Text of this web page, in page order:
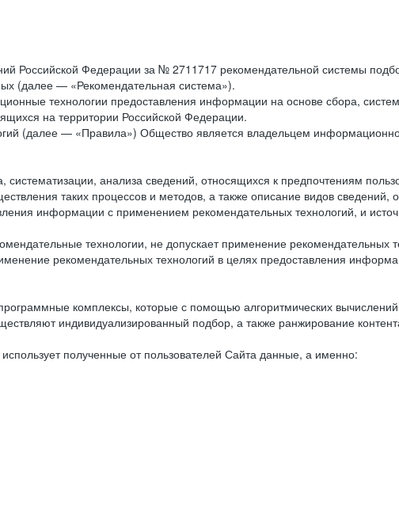
Российской Федерации за № 2711717 рекомендательной системы
(далее — «Рекомендательная система»).
технологии предоставления информации на основе сбора,
на территории Российской Федерации.
(далее — «Правила») Общество является владельцем
анализа сведений, относящихся к предпочтениям
таких процессов и методов, а также описание видов сведений,
информации с применением рекомендательных технологий, и
технологии, не допускает применение рекомендательных
рекомендательных технологий в целях предоставления
комплексы, которые с помощью алгоритмических
индивидуализированный подбор, а также ранжирование
полученные от пользователей Сайта данные, а именно: